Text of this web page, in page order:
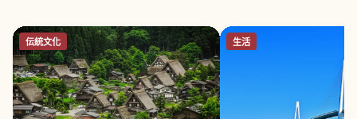
伝統文化 生活